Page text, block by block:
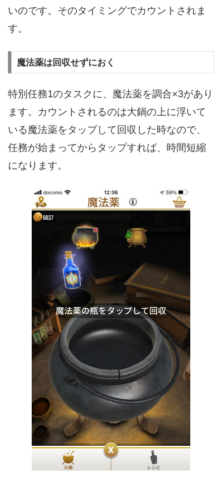
いのです。そのタイミングでカウントされま
す。
魔法薬は回収せずにおく
特別任務1のタスクに、魔法薬を調合×3があり
ます。カウントされるのは大鍋の上に浮いて
いる魔法薬をタップして回収した時なので、
任務が始まってからタップすれば、時間短縮
になります。